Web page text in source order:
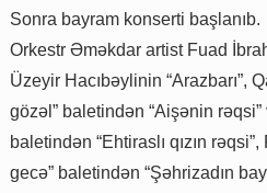
Sonra bayram konserti başlanıb.
Orkestr Əməkdar artist Fuad
Üzeyir Hacıbəylinin “Arazbarı”,
gözəl” baletindən “Aişənin rəqsi”
baletindən “Ehtiraslı qızın
gecə” baletindən “Şəhrizadın